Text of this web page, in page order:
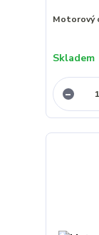
Motorový
Skladem